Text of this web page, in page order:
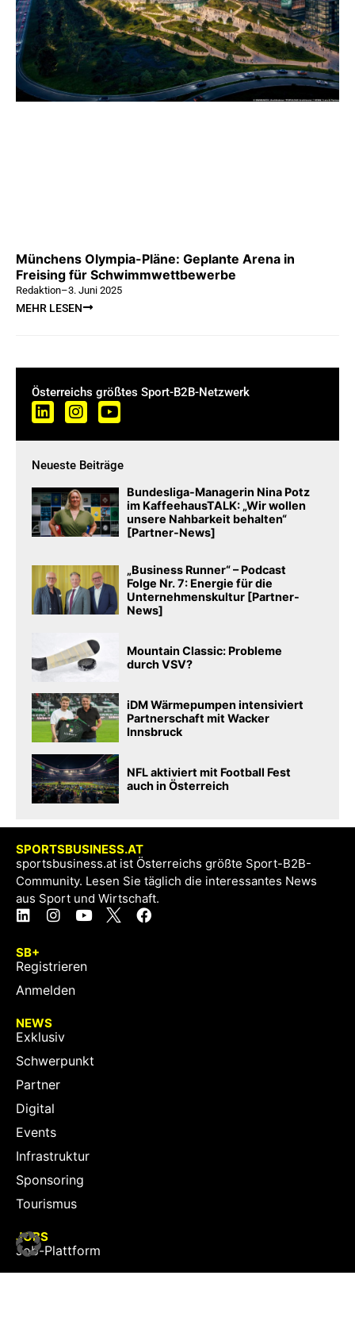
Münchens Olympia-Pläne: Geplante Arena in
Freising für Schwimmwettbewerbe
Redaktion–3. Juni 2025
MEHR LESEN
Österreichs größtes Sport-B2B-Netzwerk
Neueste Beiträge
Bundesliga-Managerin Nina Potz
im KaffeehausTALK: „Wir wollen
unsere Nahbarkeit behalten“
[Partner-News]
„Business Runner“ – Podcast
Folge Nr. 7: Energie für die
Unternehmenskultur [Partner-
News]
Mountain Classic: Probleme
durch VSV?
iDM Wärmepumpen intensiviert
Partnerschaft mit Wacker
Innsbruck
NFL aktiviert mit Football Fest
auch in Österreich
SPORTSBUSINESS.AT
sportsbusiness.at ist Österreichs größte Sport-B2B-
Community. Lesen Sie täglich die interessantes News
aus Sport und Wirtschaft.
SB+
Registrieren
Anmelden
NEWS
Exklusiv
Schwerpunkt
Partner
Digital
Events
Infrastruktur
Sponsoring
Tourismus
JOBS
Job-Plattform